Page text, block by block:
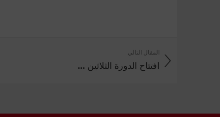
المقال التالي
افتتاح الدورة الثلاثين ...